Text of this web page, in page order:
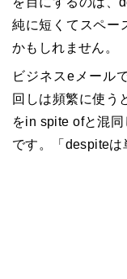
純に短くてスペー
かもしれません。
ビジネスeメール
回しは頻繁に使う
をin spite ofと混
です。「despiteは